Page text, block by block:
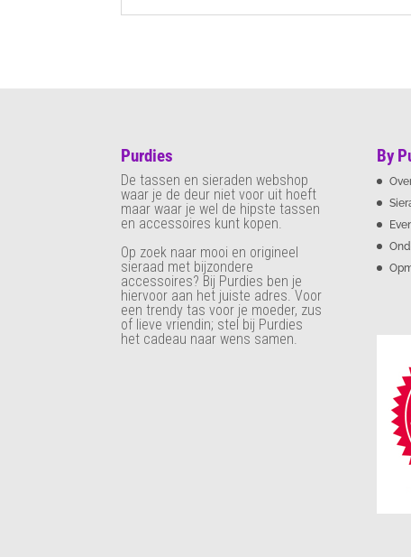
Purdies
De tassen en sieraden webshop
waar je de deur niet voor uit hoeft
maar waar je wel de hipste tassen
en accessoires kunt kopen.
Op zoek naar mooi en origineel
sieraad met bijzondere
accessoires? Bij Purdies ben je
hiervoor aan het juiste adres. Voor
een trendy tas voor je moeder, zus
of lieve vriendin; stel bij Purdies
het cadeau naar wens samen.
By